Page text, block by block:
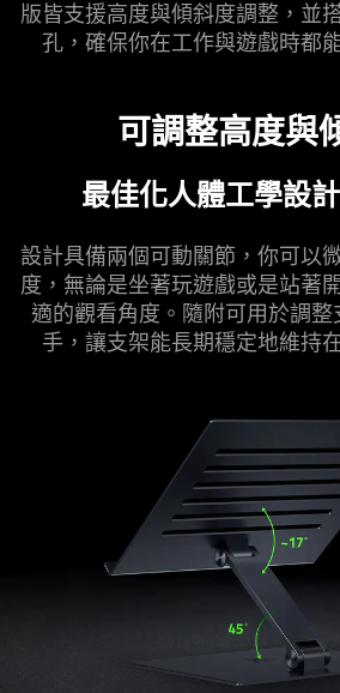
版皆支援高度與傾斜度調整，並
孔，確保你在工作與遊戲時都
可調整高度與
最佳化人體工學設
設計具備兩個可動關節，你可以
度，無論是坐著玩遊戲或是站著
適的觀看角度。隨附可用於調
手，讓支架能長期穩定地維持